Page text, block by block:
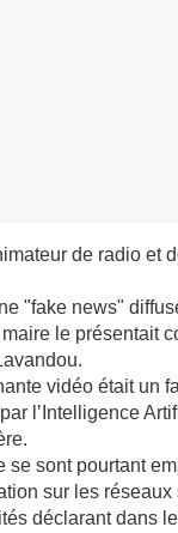
de radio et
"fake news"
le présentait
vidéo était un
l’Intelligence
se sont pourtant
sur les réseaux
déclarant dans